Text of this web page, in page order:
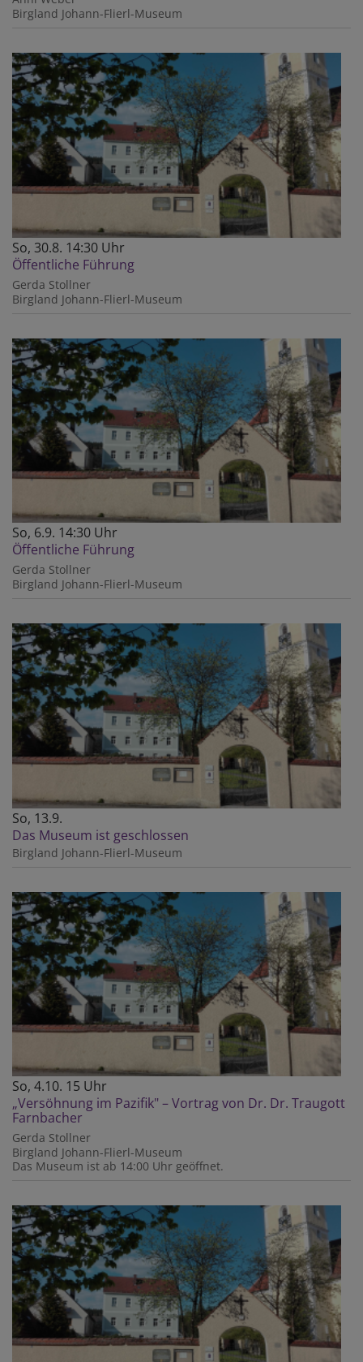
Birgland Johann-Flierl-Museum
So, 30.8. 14:30 Uhr
Öffentliche Führung
Gerda Stollner
Birgland Johann-Flierl-Museum
So, 6.9. 14:30 Uhr
Öffentliche Führung
Gerda Stollner
Birgland Johann-Flierl-Museum
So, 13.9.
Das Museum ist geschlossen
Birgland Johann-Flierl-Museum
So, 4.10. 15 Uhr
„Versöhnung im Pazifik" – Vortrag von Dr. Dr. Traugott
Farnbacher
Gerda Stollner
Birgland Johann-Flierl-Museum
Das Museum ist ab 14:00 Uhr geöffnet.